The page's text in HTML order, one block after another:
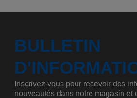
BULLETIN
Inscrivez-vous pour recevoir des
nouveautés dans notre magasin et